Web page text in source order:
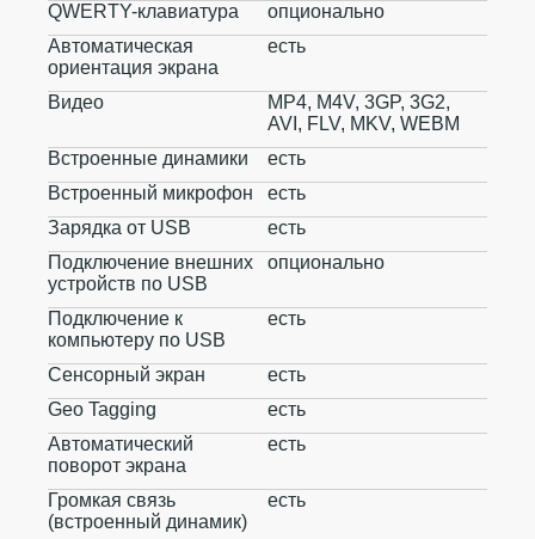
QWERTY-клавиатура
опционально
Автоматическая
ориентация экрана
есть
Видео
MP4, M4V, 3GP, 3G2,
AVI, FLV, MKV, WEBM
Встроенные динамики
есть
Встроенный микрофон
есть
Зарядка от USB
есть
Подключение внешних
устройств по USB
опционально
Подключение к
компьютеру по USB
есть
Сенсорный экран
есть
Geo Tagging
есть
Автоматический
поворот экрана
есть
Громкая связь
(встроенный динамик)
есть